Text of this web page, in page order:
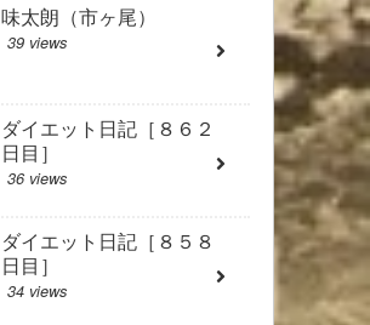
味太朗（市ヶ尾）
39 views
ダイエット日記［８６２
日目］
36 views
ダイエット日記［８５８
日目］
34 views